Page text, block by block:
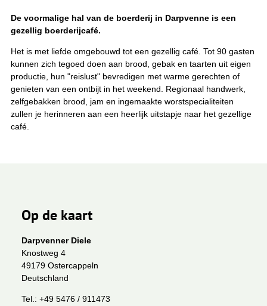
De voormalige hal van de boerderij in Darpvenne is een
gezellig boerderijcafé.
Het is met liefde omgebouwd tot een gezellig café. Tot 90 gasten
kunnen zich tegoed doen aan brood, gebak en taarten uit eigen
productie, hun "reislust" bevredigen met warme gerechten of
genieten van een ontbijt in het weekend. Regionaal handwerk,
zelfgebakken brood, jam en ingemaakte worstspecialiteiten
zullen je herinneren aan een heerlijk uitstapje naar het gezellige
café.
Op de kaart
Darpvenner Diele
Knostweg 4
49179 Ostercappeln
Deutschland
Tel.: +49 5476 / 911473